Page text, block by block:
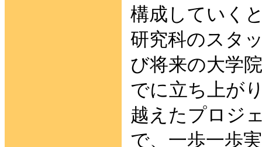
構成していく
研究科のスタ
び将来の大学
でに立ち上が
越えたプロジ
で、一歩一歩